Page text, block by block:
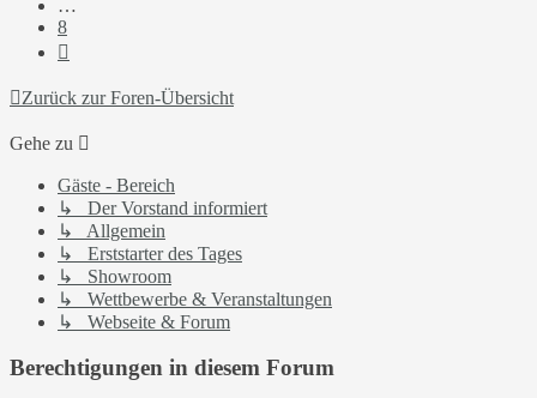
…
8
Zurück zur Foren-Übersicht
Gehe zu
Gäste - Bereich
↳ Der Vorstand informiert
↳ Allgemein
↳ Erststarter des Tages
↳ Showroom
↳ Wettbewerbe & Veranstaltungen
↳ Webseite & Forum
Berechtigungen in diesem Forum